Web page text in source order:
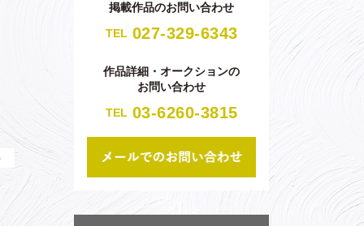
掲載作品のお問い合わせ
TEL 027-329-6343
作品詳細・オークションの
お問い合わせ
TEL 03-6260-3815